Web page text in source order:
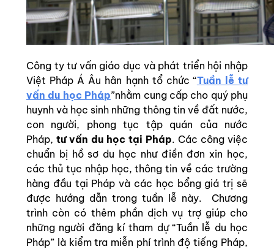
Công ty tư vấn giáo dục và phát triển hội nhập
Việt Pháp Á Âu hân hạnh tổ chức “Tuần lễ tư
vấn du học Pháp”nhằm cung cấp cho quý phụ
huynh và học sinh những thông tin về đất nước,
con người, phong tục tập quán của nước
Pháp, tư vấn du học tại Pháp. Các công việc
chuẩn bị hồ sơ du học như điền đơn xin học,
các thủ tục nhập học, thông tin về các trường
hàng đầu tại Pháp và các học bổng giá trị sẽ
được hướng dẫn trong tuần lễ này. Chương
trình còn có thêm phần dịch vụ trợ giúp cho
những người đăng kí tham dự “Tuần lễ du học
Pháp” là kiểm tra miễn phí trình độ tiếng Pháp,